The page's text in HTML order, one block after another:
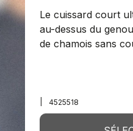
Le cuissard court
au-dessus du
de chamois sans
4525518